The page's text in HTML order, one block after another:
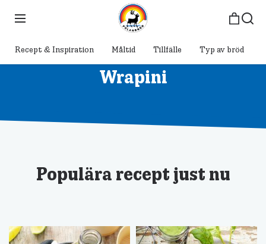
Recept & Inspiration Måltid Tillfälle Typ av bröd
Wrapini
Populära recept just nu